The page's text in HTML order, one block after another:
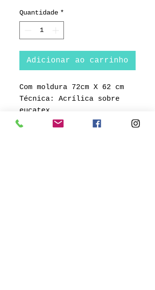
Quantidade *
Adicionar ao carrinho
Com moldura 72cm X 62 cm
Técnica: Acrílica sobre
eucatex
Antonio Soriano